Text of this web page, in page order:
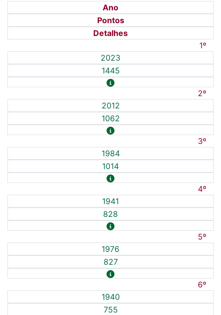
Ano
Pontos
Detalhes
1º
2023
1445
2º
2012
1062
3º
1984
1014
4º
1941
828
5º
1976
827
6º
1940
755